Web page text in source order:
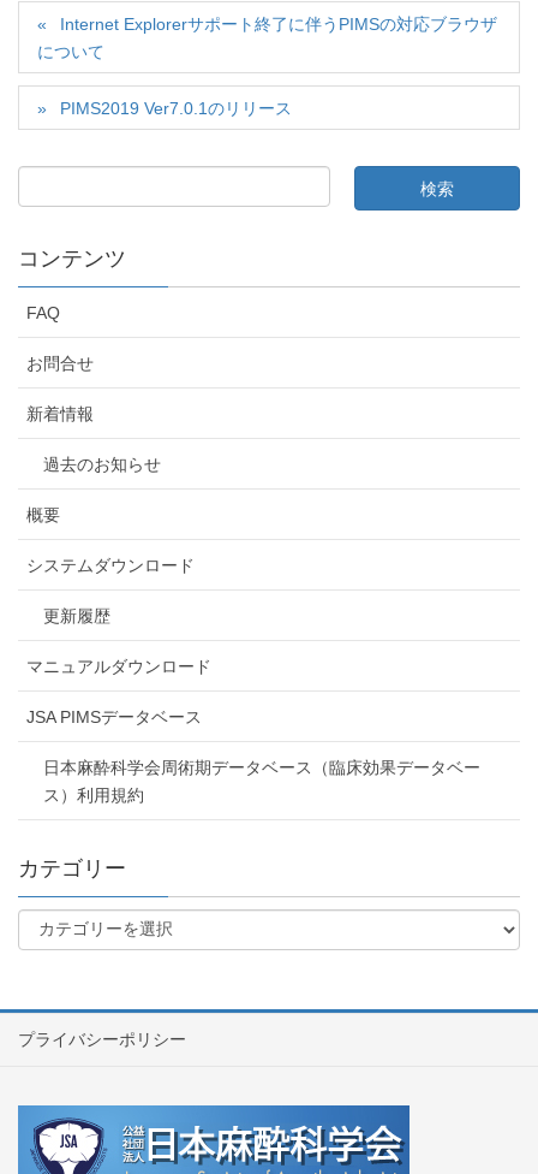
Internet Explorerサポート終了に伴うPIMSの対応ブラウザ
について
PIMS2019 Ver7.0.1のリリース
コンテンツ
FAQ
お問合せ
新着情報
過去のお知らせ
概要
システムダウンロード
更新履歴
マニュアルダウンロード
JSA PIMSデータベース
日本麻酔科学会周術期データベース（臨床効果データベー
ス）利用規約
カテゴリー
プライバシーポリシー